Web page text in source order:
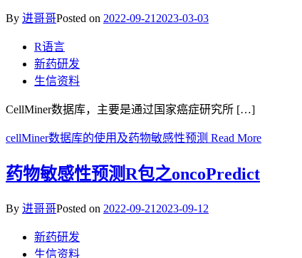
By 进哥哥Posted on 2022-09-21 2023-03-03
R语言
新药研发
生信资料
CellMiner数据库，主要是通过国家癌症研究所 […]
cellMiner数据库的使用及药物敏感性预测 Read More
药物敏感性预测R包之oncoPredict
By 进哥哥Posted on 2022-09-21 2023-09-12
新药研发
生信资料